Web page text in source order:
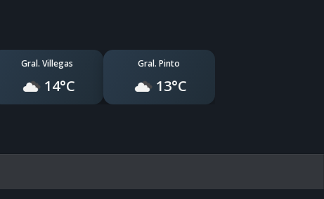
Gral. Villegas
14°C
Gral. Pinto
13°C